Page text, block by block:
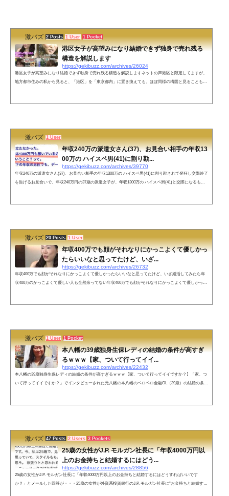
激バズ 2 Posts 1 User 1 Pocket
港区女子が高望みになり結婚できず独身で売れ残る
構造を解説します
https://gekibuzz.com/archives/26024
港区女子が高望みになり結婚できず独身で売れ残る構造を解説しますネットの声港区と限定してますが、
地方都市住みの私から見ると、「港区」を「東京都内」に置き換えても、ほぼ同様の構図と見ることもで
激バズ 1 User
年収240万の派遣女さん(37)、お見合い相手の年収13
00万の ハイスペ男(41)に割り勘...
https://gekibuzz.com/archives/39770
年収240万の派遣女さん(37)、お見合い相手の年収1300万の ハイスペ男(41)に割り勘されて発狂し交際終了
を告げるお見合いで、年収240万円の37歳の派遣女子が、年収1300万の ハイスペ男(41)と交際になるも、
激バズ 20 Posts 1 User
年収400万でも顔がそれなりにかっこよくて優しかっ
たらいいなと思ってたけど、いざ...
https://gekibuzz.com/archives/26732
年収400万でも顔がそれなりにかっこよくて優しかったらいいなと思ってたけど、いざ婚活してみたら年
収400万のかっこよくて優しい人も全然余ってない年収400万でも顔がそれなりにかっこよくて優しかった
激バズ 1 User 1 Pocket
本八幡の39歳独身生保レディの結婚の条件が高すぎ
るｗｗｗ【家、ついて行ってイイ...
https://gekibuzz.com/archives/22432
本八幡の39歳独身生保レディの結婚の条件が高すぎるｗｗｗ【家、ついて行ってイイですか？】「家、つ
いて行ってイイですか？」でインタビューされた元八幡の本八幡のベロベロ金融OL（39歳）の結婚の条件
激バズ 47 Posts 2 Users 3 Pockets
25歳の女性がJ.P. モルガン社長に「年収4000万円以
上のお金持ちと結婚するにはどう...
https://gekibuzz.com/archives/28856
25歳の女性がJ.P. モルガン社長に「年収4000万円以上のお金持ちと結婚するにはどうすればいいです
か？」とメールした回答が・・・25歳の女性が外資系投資銀行のJ.P. モルガン社長に”お金持ちと結婚する